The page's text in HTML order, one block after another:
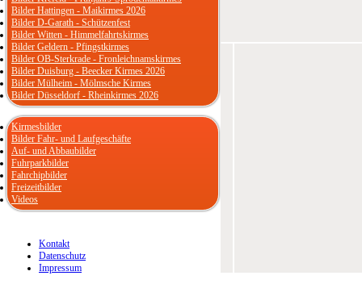
Bilder Hattingen - Maikirmes 2026
Bilder D-Garath - Schützenfest
Bilder Witten - Himmelfahrtskirmes
Bilder Geldern - Pfingstkirmes
Bilder OB-Sterkrade - Fronleichnamskirmes
Bilder Duisburg - Beecker Kirmes 2026
Bilder Mülheim - Mölmsche Kirmes
Bilder Düsseldorf - Rheinkirmes 2026
Kirmesbilder
Bilder Fahr- und Laufgeschäfte
Auf- und Abbaubilder
Fuhrparkbilder
Fahrchipbilder
Freizeitbilder
Videos
Kontakt
Datenschutz
Impressum